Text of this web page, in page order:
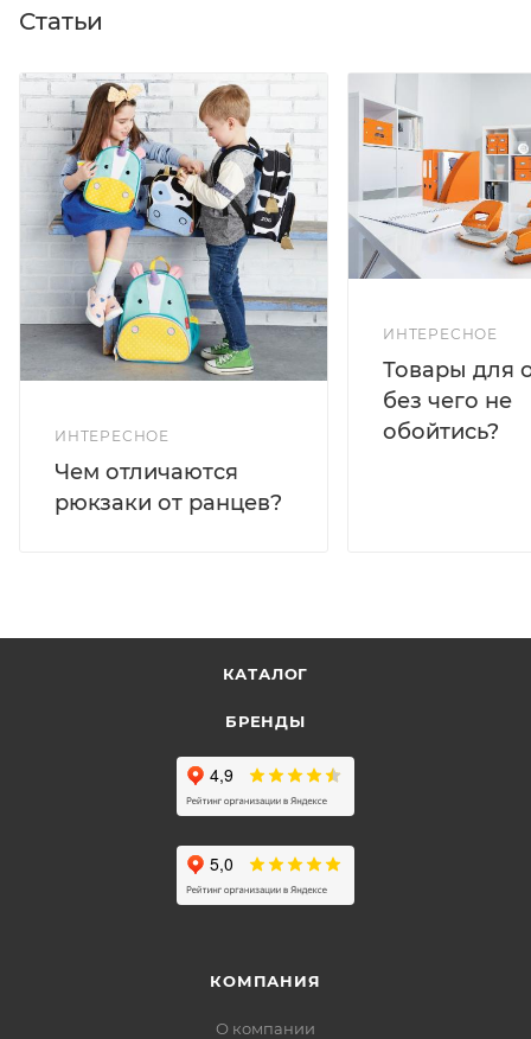
Статьи
ИНТЕРЕСНОЕ
Чем отличаются
рюкзаки от ранцев?
ИНТЕРЕСНОЕ
Товары для
без чего не
обойтись?
КАТАЛОГ
БРЕНДЫ
КОМПАНИЯ
О компании